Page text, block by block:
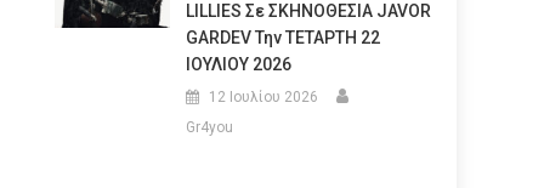
LILLIES Σε ΣΚΗΝΟΘΕΣΙΑ JAVOR
GARDEV Την ΤΕΤΑΡΤΗ 22
ΙΟΥΛΙΟΥ 2026
12 Ιουλίου 2026
Gr4you